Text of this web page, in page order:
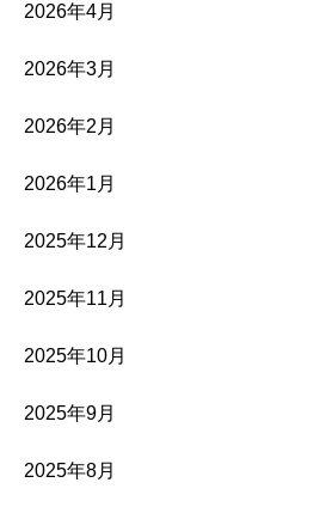
2026年4月
2026年3月
2026年2月
2026年1月
2025年12月
2025年11月
2025年10月
2025年9月
2025年8月